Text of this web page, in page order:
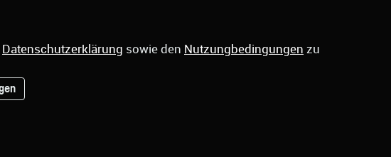
Datenschutzerklärung sowie den Nutzungbedingungen zu